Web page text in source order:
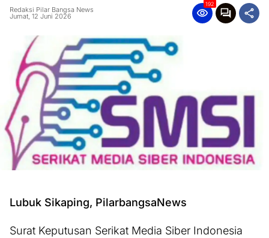
Redaksi Pilar Bangsa News
Jumat, 12 Juni 2026
192
Lubuk Sikaping, PilarbangsaNews
Surat Keputusan Serikat Media Siber Indonesia